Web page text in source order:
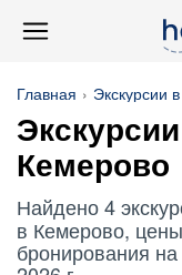
Главная Экскурсии
Кемерово
Найдено 4
в Кемерово,
бронирования на